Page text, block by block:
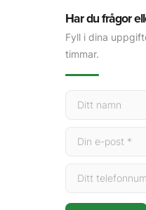
Har du frågor
Fyll i dina
timmar.